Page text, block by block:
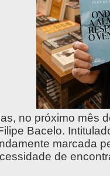
no próximo mês
Bacelo.
marcada
de